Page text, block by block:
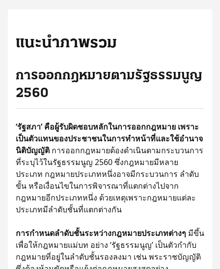
แนะนำภาพรวม
การออกกฎหมายตามรัฐธรรมนูญ
2560
‘รัฐสภา’ คือผู้รับผิดชอบหลักในการออกกฎหมาย เพราะ
เป็นตัวแทนของประชาชนในการทำหน้าที่และใช้อำนาจ
นิติบัญญัติ การออกกฎหมายต้องดำเนินตามกระบวนการ
ที่ระบุไว้ในรัฐธรรมนูญ 2560 ซึ่งกฎหมายมีหลาย
ประเภท กฎหมายประเภทหนึ่งอาจมีกระบวนการ ลำดับ
ขั้น หรือเงื่อนไขในการพิจารณาที่แตกต่างไปจาก
กฎหมายอีกประเภทหนึ่ง ด้วยเหตุเพราะกฎหมายแต่ละ
ประเภทมีลำดับชั้นที่แตกต่างกัน
การกำหนดลำดับชั้นระหว่างกฎหมายประเภทต่างๆ มีขึ้น
เพื่อให้กฎหมายแม่บท อย่าง ‘รัฐธรรมนูญ’ เป็นตัวกำกับ
กฎหมายที่อยู่ในลำดับชั้นรองลงมา เช่น พระราชบัญญัติ